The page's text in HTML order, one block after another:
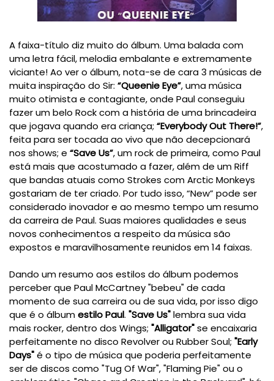
A faixa-título diz muito do álbum. Uma balada com
uma letra fácil, melodia embalante e extremamente
viciante! Ao ver o álbum, nota-se de cara 3 músicas de
muita inspiração do Sir: “Queenie Eye”, uma música
muito otimista e contagiante, onde Paul conseguiu
fazer um belo Rock com a história de uma brincadeira
que jogava quando era criança; “Everybody Out There!”,
feita para ser tocada ao vivo que não decepcionará
nos shows; e “Save Us”, um rock de primeira, como Paul
está mais que acostumado a fazer, além de um Riff
que bandas atuais como Strokes com Arctic Monkeys
gostariam de ter criado. Por tudo isso, “New” pode ser
considerado inovador e ao mesmo tempo um resumo
da carreira de Paul. Suas maiores qualidades e seus
novos conhecimentos a respeito da música são
expostos e maravilhosamente reunidos em 14 faixas.
Dando um resumo aos estilos do álbum podemos
perceber que Paul McCartney "bebeu" de cada
momento de sua carreira ou de sua vida, por isso digo
que é o álbumestilo Paul. "Save Us"lembra sua vida
mais rocker, dentro dos Wings; "Alligator"se encaixaria
perfeitamente no disco Revolver ou Rubber Soul; "Early
Days"é o tipo de música que poderia perfeitamente
ser de discos como "Tug Of War", "Flaming Pie" ou o